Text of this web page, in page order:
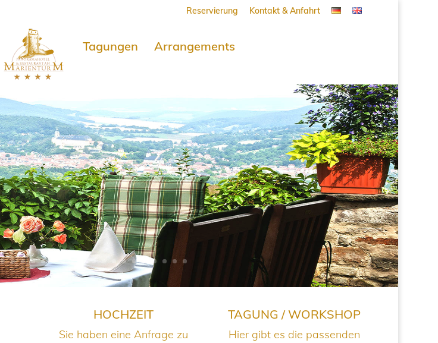
Reservierung Kontakt & Anfahrt
Tagungen Arrangements
HOCHZEIT
Sie haben eine Anfrage zu
TAGUNG / WORKSHOP
Hier gibt es die passenden